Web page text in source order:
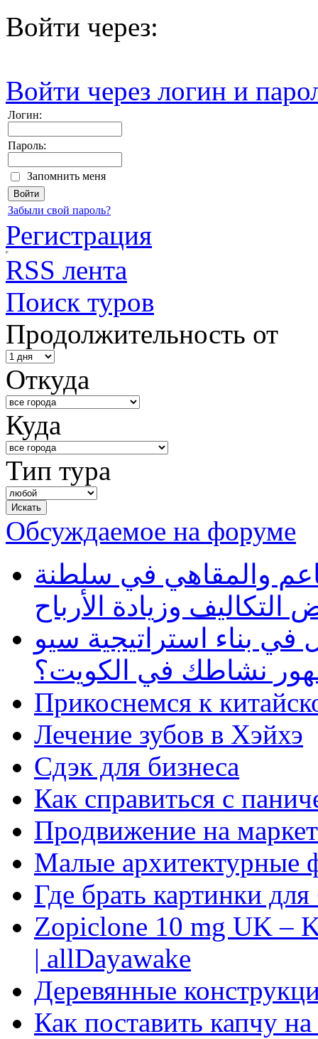
Войти через:
Войти через логин и
Логин:
Пароль:
Запомнить меня
Забыли свой пароль?
Регистрация
RSS лента
Поиск туров
Продолжительность от
Откуда
Куда
Тип тура
Обсуждаемое на форуме
والمقاهي في سلطنة
وزيادة الأرباح
بناء استراتيجية سيو
نشاطك في الكويت؟
Прикоснемся к
Лечение зубов в Хэйхэ
Сдэк для бизнеса
Как справиться с
Продвижение на
Малые архитектурные
Где брать картинки
Zopiclone 10 mg UK –
| allDayawake
Деревянные
Как поставить капчу